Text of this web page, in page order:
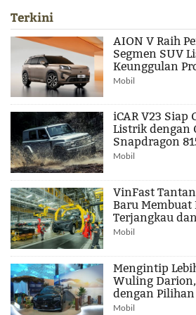
Terkini
AION V Raih
Segmen SUV
Keunggulan
Mobil
iCAR V23 Siap
Listrik dengan
Snapdragon
Mobil
VinFast
Baru
Terjangkau
Mobil
Mengintip
Wuling
dengan Pilihan
Mobil